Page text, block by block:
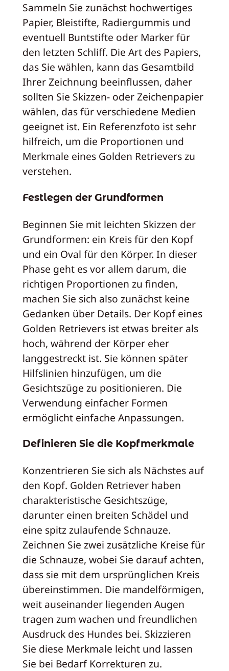
Sammeln Sie zunächst hochwertiges
Papier, Bleistifte, Radiergummis und
eventuell Buntstifte oder Marker für
den letzten Schliff. Die Art des Papiers,
das Sie wählen, kann das Gesamtbild
Ihrer Zeichnung beeinflussen, daher
sollten Sie Skizzen- oder Zeichenpapier
wählen, das für verschiedene Medien
geeignet ist. Ein Referenzfoto ist sehr
hilfreich, um die Proportionen und
Merkmale eines Golden Retrievers zu
verstehen.
Festlegen der Grundformen
Beginnen Sie mit leichten Skizzen der
Grundformen: ein Kreis für den Kopf
und ein Oval für den Körper. In dieser
Phase geht es vor allem darum, die
richtigen Proportionen zu finden,
machen Sie sich also zunächst keine
Gedanken über Details. Der Kopf eines
Golden Retrievers ist etwas breiter als
hoch, während der Körper eher
langgestreckt ist. Sie können später
Hilfslinien hinzufügen, um die
Gesichtszüge zu positionieren. Die
Verwendung einfacher Formen
ermöglicht einfache Anpassungen.
Definieren Sie die Kopfmerkmale
Konzentrieren Sie sich als Nächstes auf
den Kopf. Golden Retriever haben
charakteristische Gesichtszüge,
darunter einen breiten Schädel und
eine spitz zulaufende Schnauze.
Zeichnen Sie zwei zusätzliche Kreise für
die Schnauze, wobei Sie darauf achten,
dass sie mit dem ursprünglichen Kreis
übereinstimmen. Die mandelförmigen,
weit auseinander liegenden Augen
tragen zum wachen und freundlichen
Ausdruck des Hundes bei. Skizzieren
Sie diese Merkmale leicht und lassen
Sie bei Bedarf Korrekturen zu.